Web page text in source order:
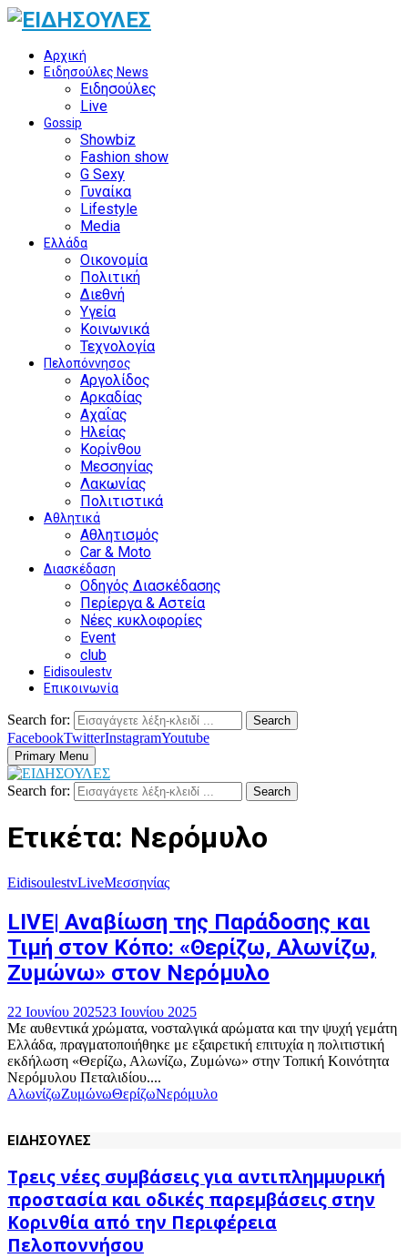
Αρχική
Ειδησούλες News
Ειδησούλες
Live
Gossip
Showbiz
Fashion show
G Sexy
Γυναίκα
Lifestyle
Media
Ελλάδα
Οικονομία
Πολιτική
Διεθνή
Υγεία
Κοινωνικά
Τεχνολογία
Πελοπόννησος
Αργολίδος
Αρκαδίας
Αχαΐας
Ηλείας
Κορίνθου
Μεσσηνίας
Λακωνίας
Πολιτιστικά
Αθλητικά
Αθλητισμός
Car & Moto
Διασκέδαση
Οδηγός Διασκέδασης
Περίεργα & Αστεία
Νέες κυκλοφορίες
Event
club
Eidisoulestv
Επικοινωνία
Search for: Search
FacebookTwitterInstagramYoutube
Primary Menu
Search for: Search
Ετικέτα: Νερόμυλο
EidisoulestvLiveΜεσσηνίας
LIVE| Αναβίωση της Παράδοσης και
Τιμή στον Κόπο: «Θερίζω, Αλωνίζω,
Ζυμώνω» στον Νερόμυλο
22 Ιουνίου 202523 Ιουνίου 2025
Με αυθεντικά χρώματα, νοσταλγικά αρώματα και την ψυχή γεμάτη
Ελλάδα, πραγματοποιήθηκε με εξαιρετική επιτυχία η πολιτιστική
εκδήλωση «Θερίζω, Αλωνίζω, Ζυμώνω» στην Τοπική Κοινότητα
Νερόμυλου Πεταλιδίου....
ΑλωνίζωΖυμώνωΘερίζωΝερόμυλο
ΕΙΔΗΣΟΥΛΕΣ
Τρεις νέες συμβάσεις για αντιπλημμυρική
προστασία και οδικές παρεμβάσεις στην
Κορινθία από την Περιφέρεια
Πελοποννήσου